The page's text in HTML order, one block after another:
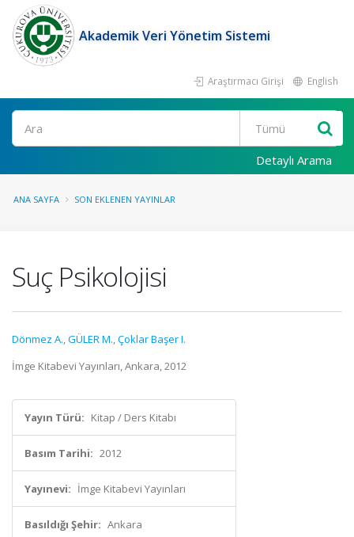
Akademik Veri Yönetim Sistemi
Araştırmacı Girişi English
Ara
Detaylı Arama
ANA SAYFA SON EKLENEN YAYINLAR
Suç Psikolojisi
Dönmez A.,GÜLER M.,Çoklar Başer I.
İmge Kitabevi Yayınları, Ankara, 2012
Yayın Türü: Kitap / Ders Kitabı
Basım Tarihi: 2012
Yayınevi: İmge Kitabevi Yayınları
Basıldığı Şehir: Ankara